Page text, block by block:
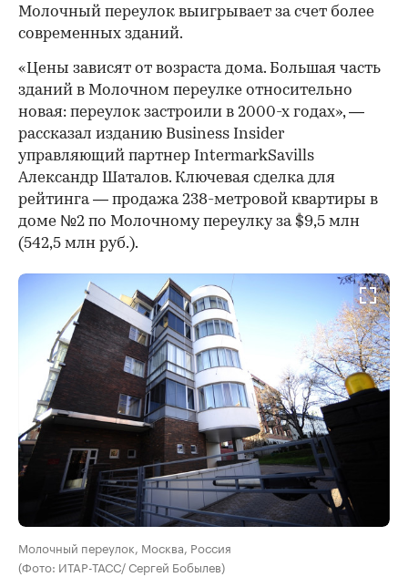
Молочный переулок выигрывает за счет более
современных зданий.
«Цены зависят от возраста дома. Большая часть
зданий в Молочном переулке относительно
новая: переулок застроили в 2000-х годах», —
рассказал изданию Business Insider
управляющий партнер IntermarkSavills
Александр Шаталов. Ключевая сделка для
рейтинга — продажа 238-метровой квартиры в
доме №2 по Молочному переулку за $9,5 млн
(542,5 млн руб.).
Молочный переулок, Москва, Россия
(Фото: ИТАР-ТАСС/ Сергей Бобылев)